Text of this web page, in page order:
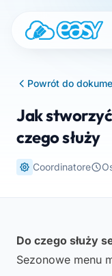
Powrót do
Jak
czego służy
Coordinatore
Do czego służy
Sezonowe menu